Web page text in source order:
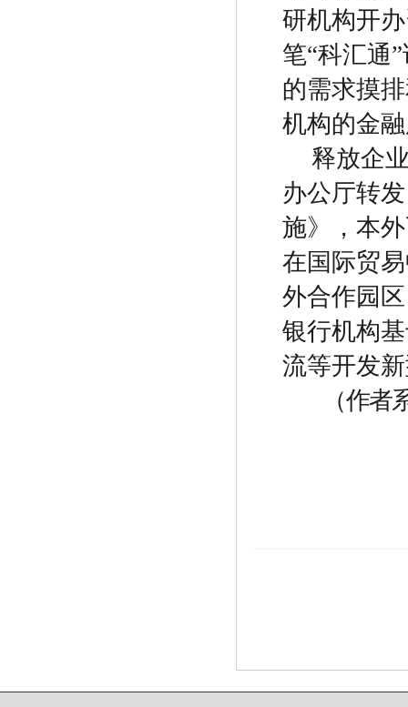
研机构开
笔“科汇通”
的需求摸
机构的金
释放企
办公厅转
施》，本
在国际贸
外合作园
银行机构
流等开发
（作